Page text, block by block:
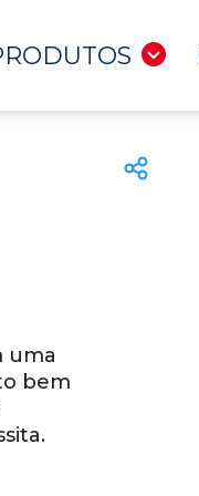
uma
bem